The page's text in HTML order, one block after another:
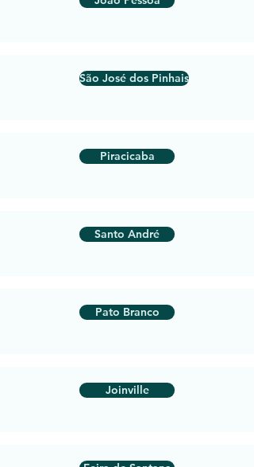
São José dos Pinhais
Piracicaba
Santo André
Pato Branco
Joinville